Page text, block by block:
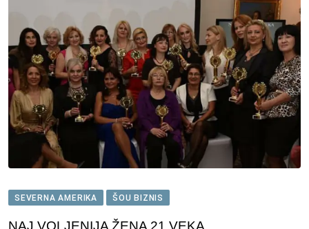
SEVERNA AMERIKA ŠOU BIZNIS
NAJ VOLJENIJA ŽENA 21 VEKA